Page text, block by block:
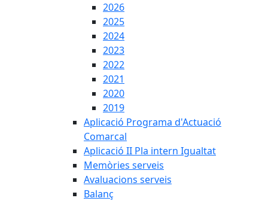
2026
2025
2024
2023
2022
2021
2020
2019
Aplicació Programa d'Actuació
Comarcal
Aplicació II Pla intern Igualtat
Memòries serveis
Avaluacions serveis
Balanç